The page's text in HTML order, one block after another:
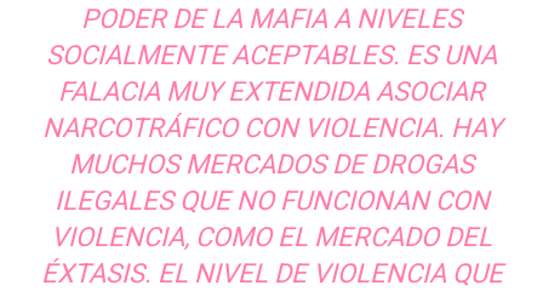
PODER DE LA MAFIA A NIVELES
SOCIALMENTE ACEPTABLES. ES UNA
FALACIA MUY EXTENDIDA ASOCIAR
NARCOTRÁFICO CON VIOLENCIA. HAY
MUCHOS MERCADOS DE DROGAS
ILEGALES QUE NO FUNCIONAN CON
VIOLENCIA, COMO EL MERCADO DEL
ÉXTASIS. EL NIVEL DE VIOLENCIA QUE